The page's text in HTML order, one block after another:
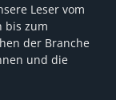
Leser vom
bis zum
der Branche
und die